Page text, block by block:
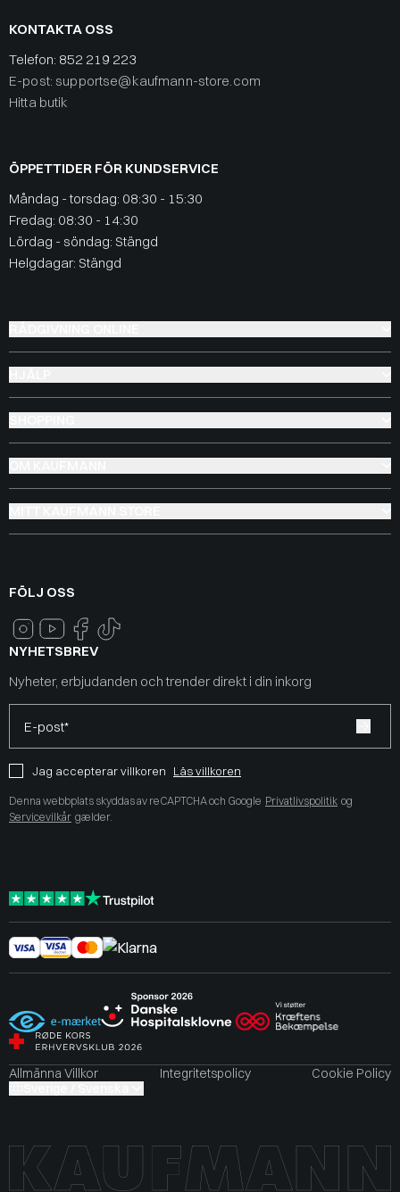
KONTAKTA OSS
Telefon: 852 219 223
E-post: supportse@kaufmann-store.com
Hitta butik
ÖPPETTIDER FÖR KUNDSERVICE
Måndag - torsdag: 08:30 - 15:30
Fredag: 08:30 - 14:30
Lördag - söndag: Stängd
Helgdagar: Stängd
FÖLJ OSS
NYHETSBREV
Nyheter, erbjudanden och trender direkt i din inkorg
E-post*
Jag accepterar villkoren Läs villkoren
Denna webbplats skyddas av reCAPTCHA och Google Privatlivspolitik og
Servicevilkår gælder.
Allmänna Villkor Integritetspolicy
Cookie Policy